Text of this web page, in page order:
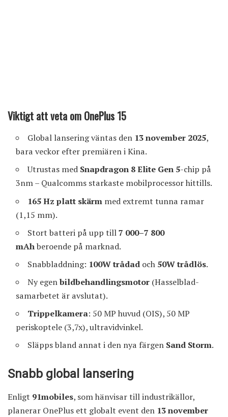
Viktigt att veta om OnePlus 15
Global lansering väntas den 13 november 2025,
bara veckor efter premiären i Kina.
Utrustas med Snapdragon 8 Elite Gen 5-chip på
3nm – Qualcomms starkaste mobilprocessor hittills.
165 Hz platt skärm med extremt tunna ramar
(1,15 mm).
Stort batteri på upp till7 000–7 800
mAhberoende på marknad.
Snabbladdning: 100W trådad och 50W trådlös.
Ny egenbildbehandlingsmotor (Hasselblad-
samarbetet är avslutat).
Trippelkamera: 50 MP huvud (OIS), 50 MP
periskoptele (3,7x), ultravidvinkel.
Släpps bland annat i den nya färgen Sand Storm.
Snabb global lansering
Enligt 91mobiles, som hänvisar till industrikällor,
planerar OnePlus ett globalt event den 13 november